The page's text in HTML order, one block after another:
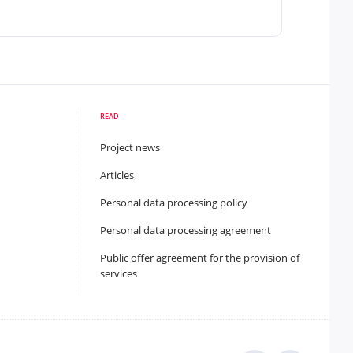
READ
Project news
Articles
Personal data processing policy
Personal data processing agreement
Public offer agreement for the provision of
services